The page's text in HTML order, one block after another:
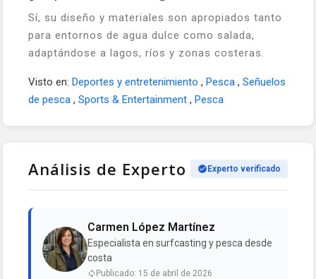
Sí, su diseño y materiales son apropiados tanto
para entornos de agua dulce como salada,
adaptándose a lagos, ríos y zonas costeras.
Visto en: Deportes y entretenimiento , Pesca , Señuelos
de pesca , Sports & Entertainment , Pesca
Análisis de Experto Experto verificado
Carmen López Martínez
Especialista en surfcasting y pesca desde
costa
Publicado: 15 de abril de 2026